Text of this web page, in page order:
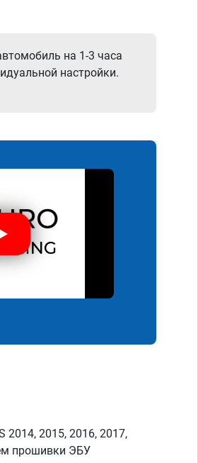
на 1-3 часа
настройки.
2014, 2015, 2016, 2017,
прошивки ЭБУ